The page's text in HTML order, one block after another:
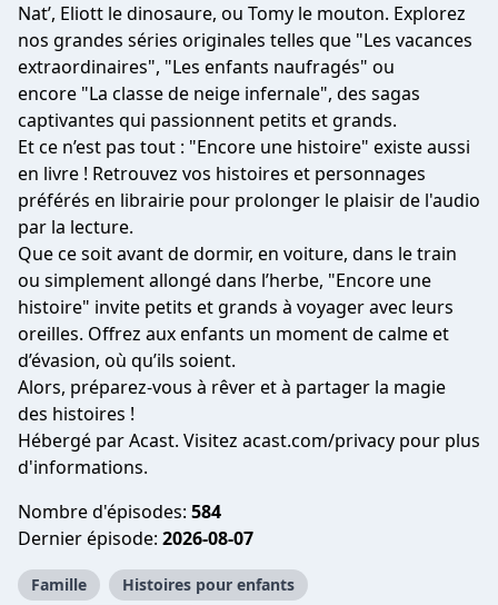
Nat’, Eliott le dinosaure, ou Tomy le mouton. Explorez
nos grandes séries originales telles que "Les vacances
extraordinaires", "Les enfants naufragés" ou
encore "La classe de neige infernale", des sagas
captivantes qui passionnent petits et grands.
Et ce n’est pas tout : "Encore une histoire" existe aussi
en livre ! Retrouvez vos histoires et personnages
préférés en librairie pour prolonger le plaisir de l'audio
par la lecture.
Que ce soit avant de dormir, en voiture, dans le train
ou simplement allongé dans l’herbe, "Encore une
histoire" invite petits et grands à voyager avec leurs
oreilles. Offrez aux enfants un moment de calme et
d’évasion, où qu’ils soient.
Alors, préparez-vous à rêver et à partager la magie
des histoires !
Hébergé par Acast. Visitez acast.com/privacy pour plus
d'informations.
Nombre d'épisodes: 584
Dernier épisode: 2026-08-07
Famille
Histoires pour enfants